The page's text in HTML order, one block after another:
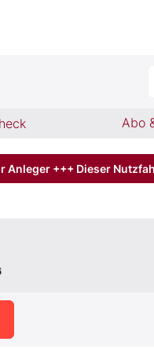
Abo
Anleger +++ Dieser